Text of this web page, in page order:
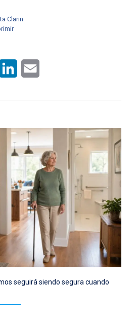
Clarin
Twitter LinkedIn
seguirá siendo segura cuando